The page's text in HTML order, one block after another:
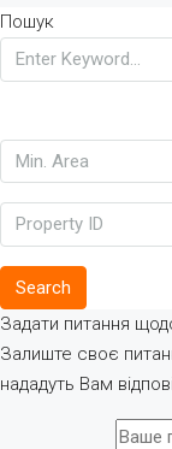
Пошук
Search
Задати питання
Залиште своє
нададуть Вам